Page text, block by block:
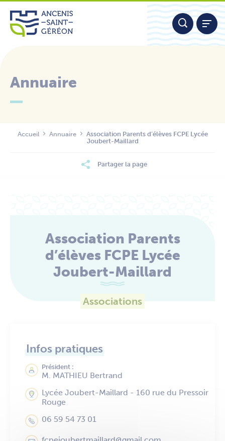
Aller
contenu
Annuaire
Accueil Annuaire
Association Parents d’élèves FCPE Lycée
Joubert-Maillard
Partager la page
Association Parents
d’élèves FCPE Lycée
Joubert-Maillard
Associations
Infos pratiques
Président :
M. MATHIEU Bertrand
Lycée Joubert-Maillard - 160 rue du Pressoir
Rouge
06 59 54 73 01
Panneau de gestion des cookies